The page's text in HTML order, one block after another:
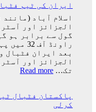
ایران کی ٹیم
اسلام آباد
الجزائز اور
گول سے برابر ہو
راونڈ
بعد ایران فٹبال
تک… Read more
:
ٹیمپاکستان فٹبال
کرلی